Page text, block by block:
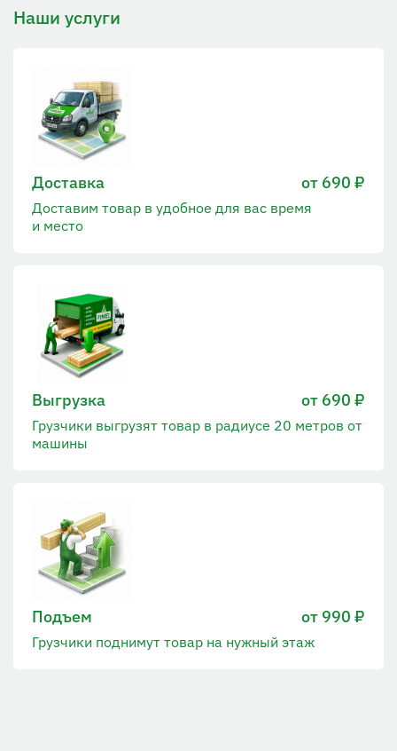
Наши услуги
Доставка от 690 ₽
Доставим товар в удобное для вас время
и место
Выгрузка от 690 ₽
Грузчики выгрузят товар в радиусе 20 метров от
машины
Подъем от 990 ₽
Грузчики поднимут товар на нужный этаж